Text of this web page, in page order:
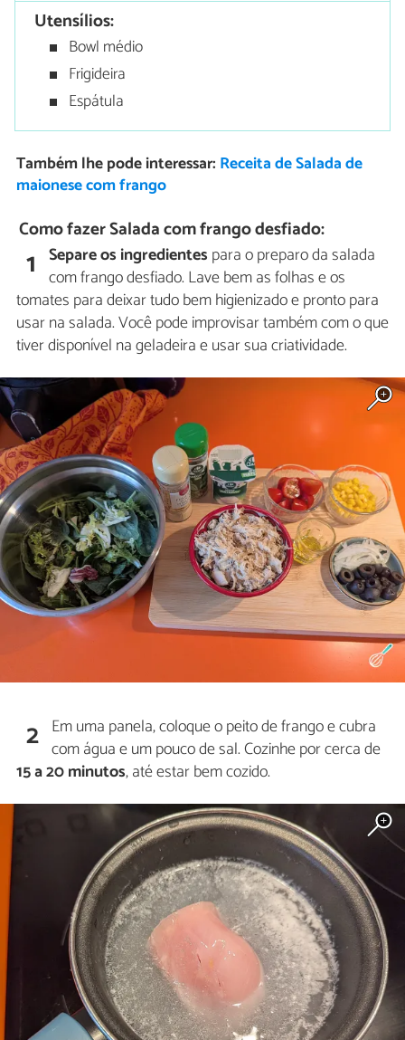
Utensílios:
Bowl médio
Frigideira
Espátula
Também lhe pode interessar: Receita de Salada de
maionese com frango
Como fazer Salada com frango desfiado:
1 Separe os ingredientes para o preparo da salada
com frango desfiado. Lave bem as folhas e os
tomates para deixar tudo bem higienizado e pronto para
usar na salada. Você pode improvisar também com o que
tiver disponível na geladeira e usar sua criatividade.
2 Em uma panela, coloque o peito de frango e cubra
com água e um pouco de sal. Cozinhe por cerca de
15 a 20 minutos, até estar bem cozido.